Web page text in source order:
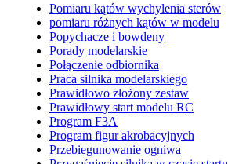
Pomiaru kątów wychylenia sterów
pomiaru różnych kątów w modelu
Popychacze i bowdeny
Porady modelarskie
Połączenie odbiornika
Praca silnika modelarskiego
Prawidłowo złożony zestaw
Prawidłowy start modelu RC
Program F3A
Program figur akrobacyjnych
Przebiegunowanie ogniwa